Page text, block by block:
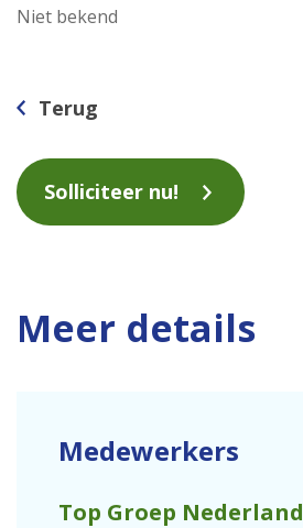
Niet bekend
Meer details
Medewerkers
Top Groep Nederland